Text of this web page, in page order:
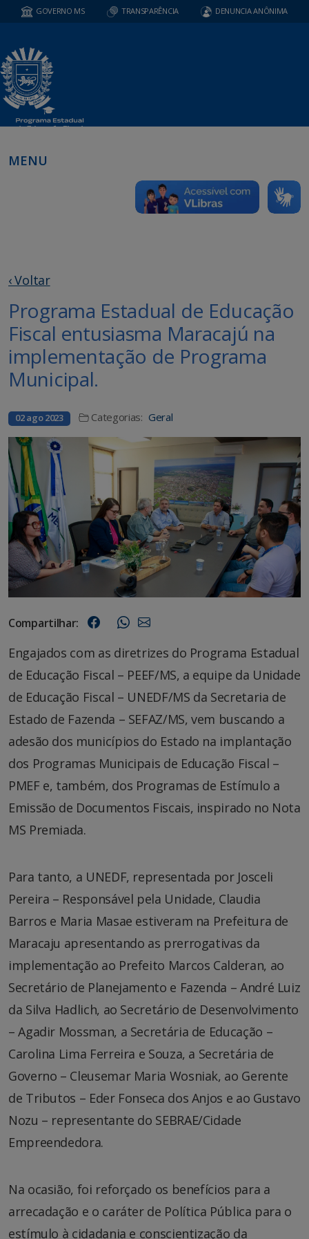
GOVERNO MS TRANSPARÊNCIA DENUNCIA ANÔNIMA
MENU
‹ Voltar
Programa Estadual de Educação
Fiscal entusiasma Maracajú na
implementação de Programa
Municipal.
02 ago 2023 Categorias: Geral
Compartilhar:
Engajados com as diretrizes do Programa Estadual
de Educação Fiscal – PEEF/MS, a equipe da Unidade
de Educação Fiscal – UNEDF/MS da Secretaria de
Estado de Fazenda – SEFAZ/MS, vem buscando a
adesão dos municípios do Estado na implantação
dos Programas Municipais de Educação Fiscal –
PMEF e, também, dos Programas de Estímulo a
Emissão de Documentos Fiscais, inspirado no Nota
MS Premiada.
Para tanto, a UNEDF, representada por Josceli
Pereira – Responsável pela Unidade, Claudia
Barros e Maria Masae estiveram na Prefeitura de
Maracaju apresentando as prerrogativas da
implementação ao Prefeito Marcos Calderan, ao
Secretário de Planejamento e Fazenda – André Luiz
da Silva Hadlich, ao Secretário de Desenvolvimento
– Agadir Mossman, a Secretária de Educação –
Carolina Lima Ferreira e Souza, a Secretária de
Governo – Cleusemar Maria Wosniak, ao Gerente
de Tributos – Eder Fonseca dos Anjos e ao Gustavo
Nozu – representante do SEBRAE/Cidade
Empreendedora.
Na ocasião, foi reforçado os benefícios para a
arrecadação e o caráter de Política Pública para o
estímulo à cidadania e conscientização da